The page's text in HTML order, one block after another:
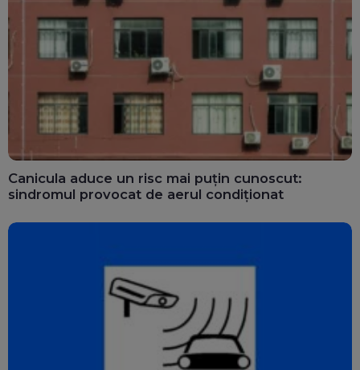
Canicula aduce un risc mai puțin cunoscut:
sindromul provocat de aerul condiționat